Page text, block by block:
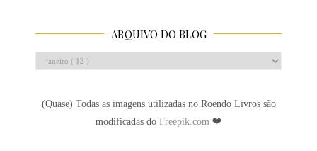
ARQUIVO DO BLOG
(Quase) Todas as imagens utilizadas no Roendo Livros são
modificadas do Freepik.com ❤